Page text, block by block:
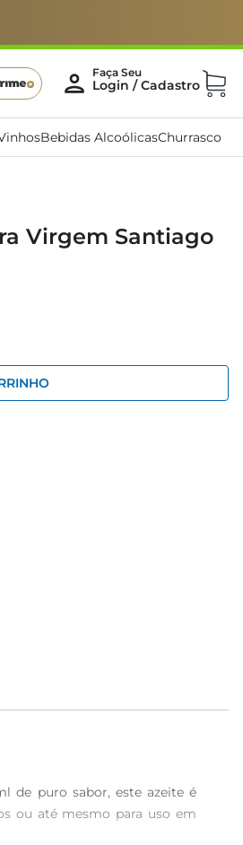
Bebidas AlcoólicasChurrasco
Virgem Santiago
de puro sabor, este azeite é
ou até mesmo para uso em